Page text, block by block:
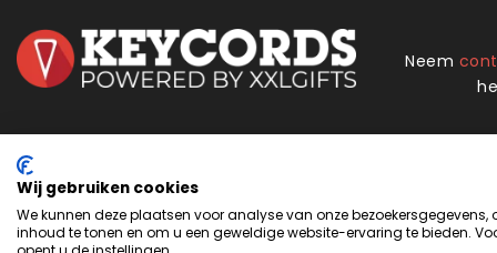
Neem
Handige links
Winkel
Privacybeleid
Over ons
Meest gestelde vragen
Wij gebruiken cookies
We kunnen deze plaatsen voor analyse van onze bezoekersgegevens,
inhoud te tonen en om u een geweldige website-ervaring te bieden.